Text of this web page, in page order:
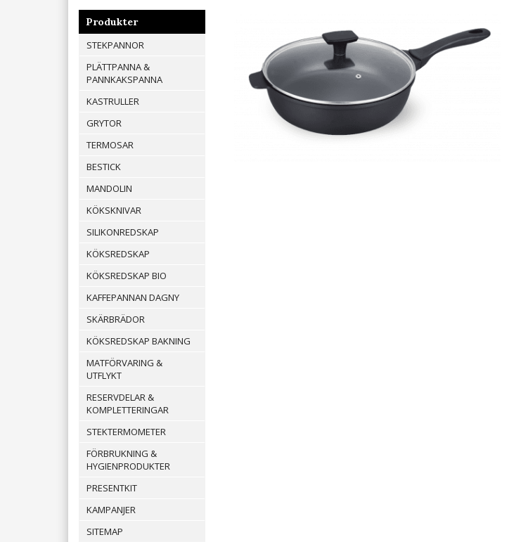
Produkter
STEKPANNOR
PLÄTTPANNA &
PANNKAKSPANNA
KASTRULLER
GRYTOR
TERMOSAR
BESTICK
MANDOLIN
KÖKSKNIVAR
SILIKONREDSKAP
KÖKSREDSKAP
KÖKSREDSKAP BIO
KAFFEPANNAN DAGNY
SKÄRBRÄDOR
KÖKSREDSKAP BAKNING
MATFÖRVARING &
UTFLYKT
RESERVDELAR &
KOMPLETTERINGAR
STEKTERMOMETER
FÖRBRUKNING &
HYGIENPRODUKTER
PRESENTKIT
KAMPANJER
SITEMAP